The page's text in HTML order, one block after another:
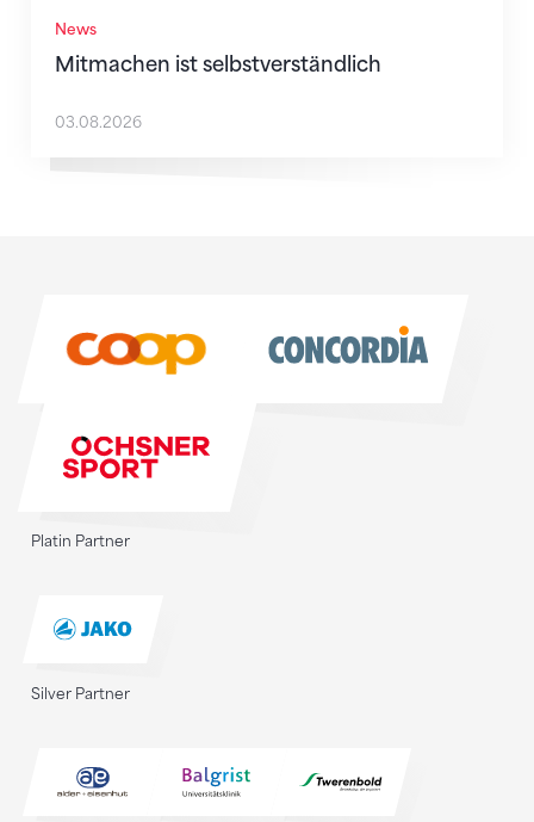
News
Mitmachen ist selbstverständlich
03.08.2026
Platin Partner
Silver Partner